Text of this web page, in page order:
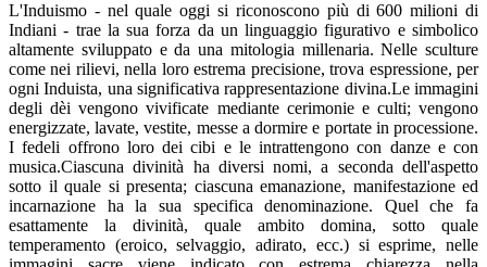
L'Induismo - nel quale oggi si riconoscono più di 600 milioni di
Indiani - trae la sua forza da un linguaggio figurativo e simbolico
altamente sviluppato e da una mitologia millenaria. Nelle sculture
come nei rilievi, nella loro estrema precisione, trova espressione, per
ogni Induista, una significativa rappresentazione divina.Le immagini
degli dèi vengono vivificate mediante cerimonie e culti; vengono
energizzate, lavate, vestite, messe a dormire e portate in processione.
I fedeli offrono loro dei cibi e le intrattengono con danze e con
musica.Ciascuna divinità ha diversi nomi, a seconda dell'aspetto
sotto il quale si presenta; ciascuna emanazione, manifestazione ed
incarnazione ha la sua specifica denominazione. Quel che fa
esattamente la divinità, quale ambito domina, sotto quale
temperamento (eroico, selvaggio, adirato, ecc.) si esprime, nelle